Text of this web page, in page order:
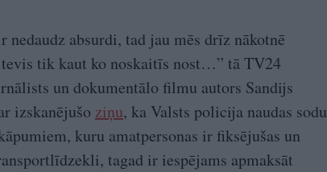
nedaudz absurdi, tad jau mēs drīz nākotnē
tik kaut ko noskaitīs nost…” tā TV24
un dokumentālo filmu autors Sandijs
izskanējušo ziņu, ka Valsts policija naudas sodu
kuru amatpersonas ir fiksējušas un
tagad ir iespējams apmaksāt